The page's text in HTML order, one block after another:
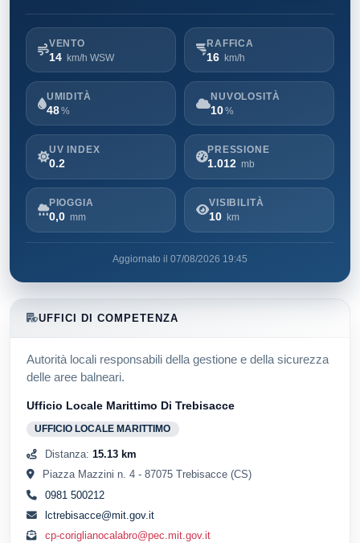
VENTO
14 km/h WSW
RAFFICA
16 km/h
UMIDITÀ
48 %
NUVOLOSITÀ
10%
UV INDEX
0.2
PRESSIONE
1.012 mb
PIOGGIA
0,0 mm
VISIBILITÀ
10 km
Aggiornato il 07/08/2026 19:45
UFFICI DI COMPETENZA
Autorità locali responsabili della gestione e della sicurezza
delle aree balneari.
Ufficio Locale Marittimo Di Trebisacce
UFFICIO LOCALE MARITTIMO
Distanza: 15.13 km
Piazza Mazzini n. 4 - 87075 Trebisacce (CS)
0981 500212
lctrebisacce@mit.gov.it
cp-coriglianocalabro@pec.mit.gov.it